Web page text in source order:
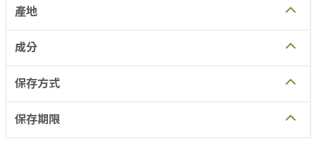
產地
成分
保存方式
保存期限